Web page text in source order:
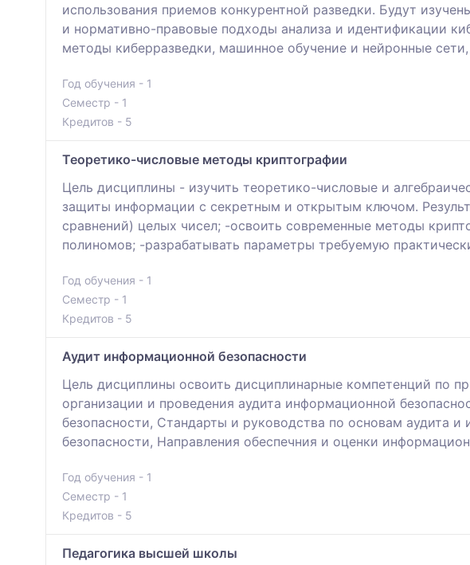
использования приемов конкурентной разведки. Будут
и нормативно-правовые подходы анализа и идентификации
методы киберразведки, машинное обучение и нейронные
Год обучения - 1
Семестр - 1
Кредитов - 5
Теоретико-числовые методы криптографии
Цель дисциплины - изучить теоретико-числовые и
защиты информации с секретным и открытым ключом.
сравнений) целых чисел; -освоить современные методы
полиномов; -разрабатывать параметры требуемую
Год обучения - 1
Семестр - 1
Кредитов - 5
Аудит информационной безопасности
Цель дисциплины освоить дисциплинарные компетенций по
организации и проведения аудита информационной
безопасности, Стандарты и руководства по основам аудита
безопасности, Направления обеспечния и оценки
Год обучения - 1
Семестр - 1
Кредитов - 5
Педагогика высшей школы